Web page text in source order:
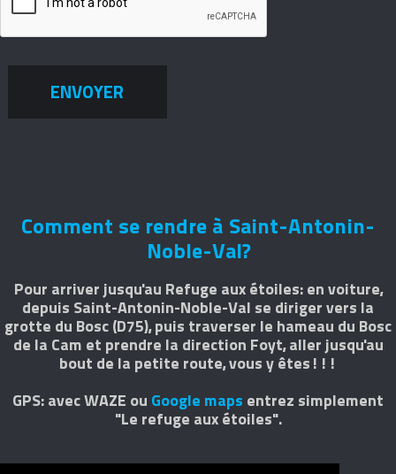
ENVOYER
Comment se rendre à Saint-Antonin-
Noble-Val?
Pour arriver jusqu'au Refuge aux étoiles: en voiture,
depuis Saint-Antonin-Noble-Val se diriger vers la
grotte du Bosc (D75), puis traverser le hameau du Bosc
de la Cam et prendre la direction Foyt, aller jusqu'au
bout de la petite route, vous y êtes!!!
GPS: avec WAZE ou Google maps entrez simplement
"Le refuge aux étoiles".